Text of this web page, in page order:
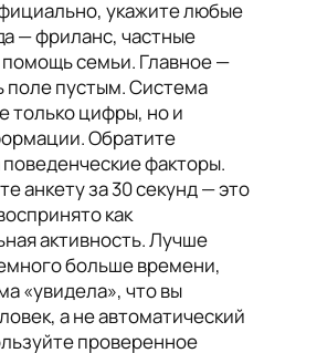
укажите любые
— фриланс, частные
семьи. Главное —
поле пустым. Система
только цифры, но и
Обратите
факторы.
анкету за 30 секунд — это
как
активность. Лучше
больше времени,
«увидела», что вы
а не автоматический
проверенное